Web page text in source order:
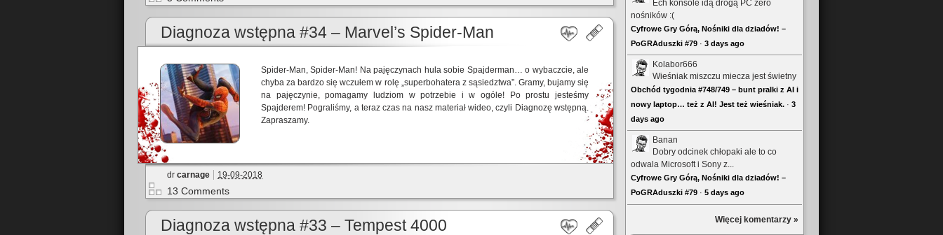
Diagnoza wstępna #34 – Marvel’s Spider-Man
Spider-Man, Spider-Man! Na pajęczynach hula sobie Spajderman… o wybaczcie, ale
chyba za bardzo się wczułem w rolę „superbohatera z sąsiedztwa”. Gramy, bujamy się
na pajęczynie, pomagamy ludziom w potrzebie i w ogóle! Po prostu jesteśmy
Spajderem! Pograliśmy, a teraz czas na nasz materiał wideo, czyli Diagnozę wstępną.
Zapraszamy.
dr carnage 19-09-2018
13 Comments
Diagnoza wstępna #33 – Tempest 4000
Ech konsole idą drogą PC zero
nośników :(
Cyfrowe Gry Górą, Nośniki dla dziadów! –
PoGRAduszki #79 · 3 days ago
Kolabor666
Wieśniak miszczu miecza jest świetny
Obchód tygodnia #748/749 – bunt pralki z AI i
nowy laptop… też z AI! Jest też wieśniak. · 3
days ago
Banan
Dobry odcinek chłopaki ale to co
odwala Microsoft i Sony z...
Cyfrowe Gry Górą, Nośniki dla dziadów! –
PoGRAduszki #79 · 5 days ago
Więcej komentarzy »